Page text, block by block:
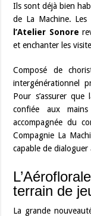
Ils sont déjà bien
de La Machine.
l’Atelier Sonore
et enchanter les
Composé de
intergénérationnel
Pour s’assurer
confiée aux
accompagnée du
Compagnie La
capable de dialoguer
terrain de
La grande